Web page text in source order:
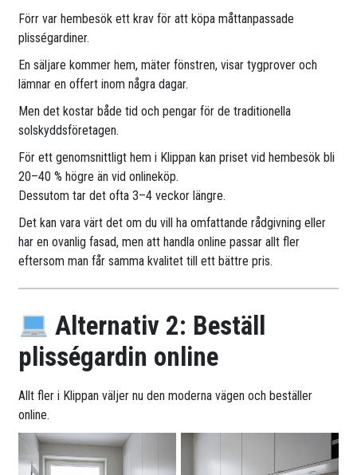
Förr var hembesök ett krav för att köpa måttanpassade
plisségardiner.
En säljare kommer hem, mäter fönstren, visar tygprover och
lämnar en offert inom några dagar.
Men det kostar både tid och pengar för de traditionella
solskyddsföretagen.
För ett genomsnittligt hem i Klippan kan priset vid hembesök bli
20–40 % högre än vid onlineköp.
Dessutom tar det ofta 3–4 veckor längre.
Det kan vara värt det om du vill ha omfattande rådgivning eller
har en ovanlig fasad, men att handla online passar allt fler
eftersom man får samma kvalitet till ett bättre pris.
Alternativ 2: Beställ
plisségardin online
Allt fler i Klippan väljer nu den moderna vägen och beställer
online.